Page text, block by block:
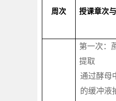
周次 授课章次
第一次：
提取
通过酵母
的缓冲液